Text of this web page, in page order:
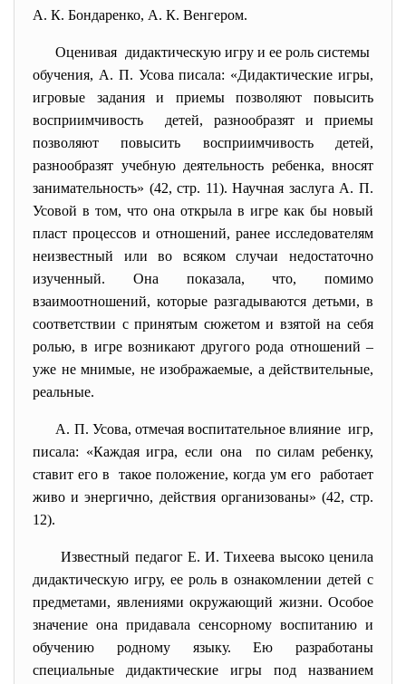
А. К. Бондаренко, А. К. Венгером.
Оценивая дидактическую игру и ее роль системы
обучения, А. П. Усова писала: «Дидактические игры,
игровые задания и приемы позволяют повысить
восприимчивость детей, разнообразят и приемы
позволяют повысить восприимчивость детей,
разнообразят учебную деятельность ребенка, вносят
занимательность» (42, стр. 11). Научная заслуга А. П.
Усовой в том, что она открыла в игре как бы новый
пласт процессов и отношений, ранее исследователям
неизвестный или во всяком случаи недостаточно
изученный. Она показала, что, помимо
взаимоотношений, которые разгадываются детьми, в
соответствии с принятым сюжетом и взятой на себя
ролью, в игре возникают другого рода отношений –
уже не мнимые, не изображаемые, а действительные,
реальные.
А. П. Усова, отмечая воспитательное влияние игр,
писала: «Каждая игра, если она по силам ребенку,
ставит его в такое положение, когда ум его работает
живо и энергично, действия организованы» (42, стр.
12).
Известный педагог Е. И. Тихеева высоко ценила
дидактическую игру, ее роль в ознакомлении детей с
предметами, явлениями окружающий жизни. Особое
значение она придавала сенсорному воспитанию и
обучению родному языку. Ею разработаны
специальные дидактические игры под названием